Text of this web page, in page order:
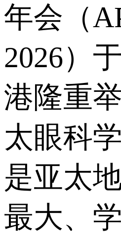
年会（
2026）
港隆重
太眼科
是亚太
最大、